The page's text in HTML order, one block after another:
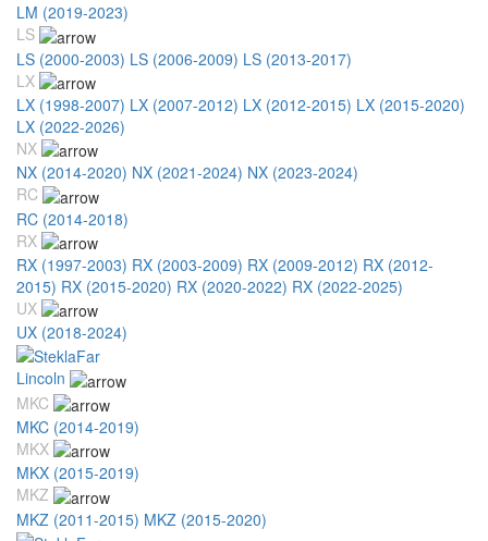
LM (2019-2023)
LS
LS (2000-2003) LS (2006-2009) LS (2013-2017)
LX
LX (1998-2007) LX (2007-2012) LX (2012-2015) LX (2015-2020)
LX (2022-2026)
NX
NX (2014-2020) NX (2021-2024) NX (2023-2024)
RC
RC (2014-2018)
RX
RX (1997-2003) RX (2003-2009) RX (2009-2012) RX (2012-
2015) RX (2015-2020) RX (2020-2022) RX (2022-2025)
UX
UX (2018-2024)
Lincoln
MKC
MKC (2014-2019)
MKX
MKX (2015-2019)
MKZ
MKZ (2011-2015) MKZ (2015-2020)